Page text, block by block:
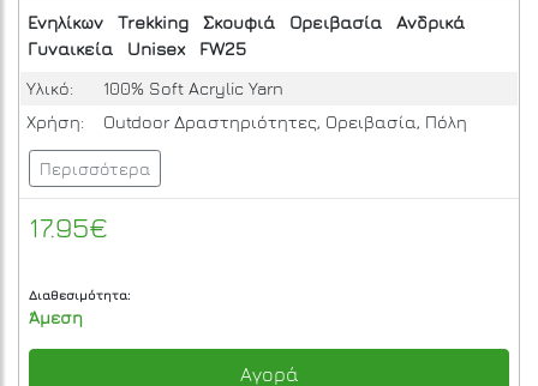
Ενηλίκων Trekking Σκουφιά Ορειβασία
Ανδρικά
Γυναικεία
Unisex
FW25
Υλικό:
100% Soft Acrylic Yarn
Χρήση:
Outdoor Δραστηριότητες, Ορειβασία, Πόλη
Περισσότερα
17.95€
Διαθεσιμότητα:
Άμεση
Αγορά